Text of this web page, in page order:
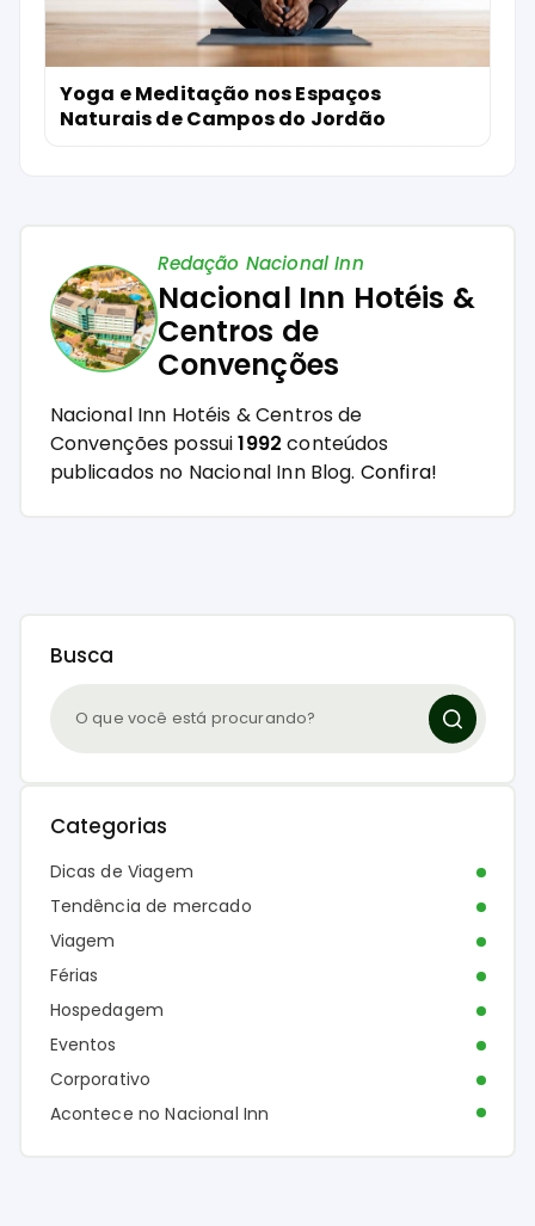
Yoga e Meditação nos Espaços
Naturais de Campos do Jordão
Redação Nacional Inn
Nacional Inn Hotéis &
Centros de
Convenções
Nacional Inn Hotéis & Centros de
Convenções possui1992 conteúdos
publicados no Nacional Inn Blog. Confira!
Busca
Categorias
Dicas de Viagem
Tendência de mercado
Viagem
Férias
Hospedagem
Eventos
Corporativo
Acontece no Nacional Inn